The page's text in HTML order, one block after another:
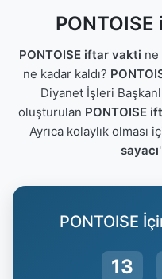
PONTOISE iftar vakti ne
ne kadar kaldı?
Diyanet İşleri
oluşturulan PONTOISE
Ayrıca kolaylık olması
sayacı
PONTOISE
13